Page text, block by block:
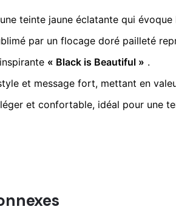
teinte jaune éclatante qui
par un flocage doré pailleté
« Black is Beautiful » .
et message fort, mettant en
et confortable, idéal pour une
L, M, S, X.L,